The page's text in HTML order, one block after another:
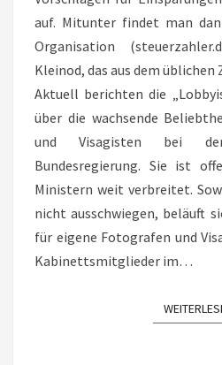
auf. Mitunter findet man
Organisation
Kleinod, das aus dem
Aktuell berichten die
über die wachsende
und Visagisten bei
Bundesregierung. Sie ist
Ministern weit verbreitet.
nicht ausschwiegen, beläuft
für eigene Fotografen und
Kabinettsmitglieder im…